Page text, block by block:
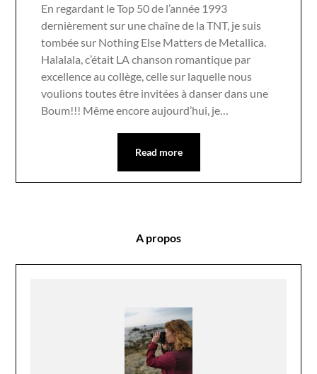
En regardant le Top 50 de l’année 1993
dernièrement sur une chaîne de la TNT, je suis
tombée sur Nothing Else Matters de Metallica.
Halalala, c’était LA chanson romantique par
excellence au collège, celle sur laquelle nous
voulions toutes être invitées à danser dans une
Boum!!! Même encore aujourd’hui, je…
Read more
A propos